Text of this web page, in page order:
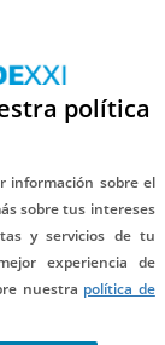
política
información sobre el
sobre tus intereses
y servicios de tu
experiencia de
nuestra política de
up